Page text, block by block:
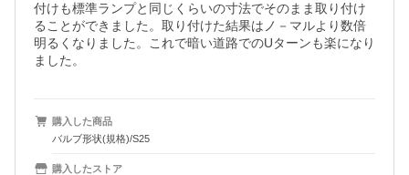
付けも標準ランプと同じくらいの寸法でそのまま取り付け
ることができました。取り付けた結果はノ－マルより数倍
明るくなりました。これで暗い道路でのUターンも楽になり
ました。
購入した商品
バルブ形状(規格)/S25
購入したストア